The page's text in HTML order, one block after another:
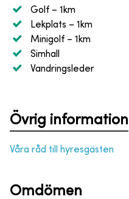
Golf – 1km
Lekplats – 1km
Minigolf – 1km
Simhall
Vandringsleder
Övrig information
Våra råd till hyresgästen
Omdömen